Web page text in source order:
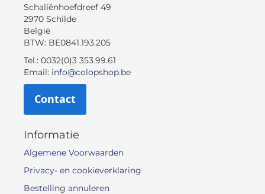
Schaliënhoefdreef 49
2970 Schilde
België
BTW: BE0841.193.205
Tel.: 0032(0)3 353.99.61
Email: info@colopshop.be
Contact
Informatie
Algemene Voorwaarden
Privacy- en cookieverklaring
Bestelling annuleren